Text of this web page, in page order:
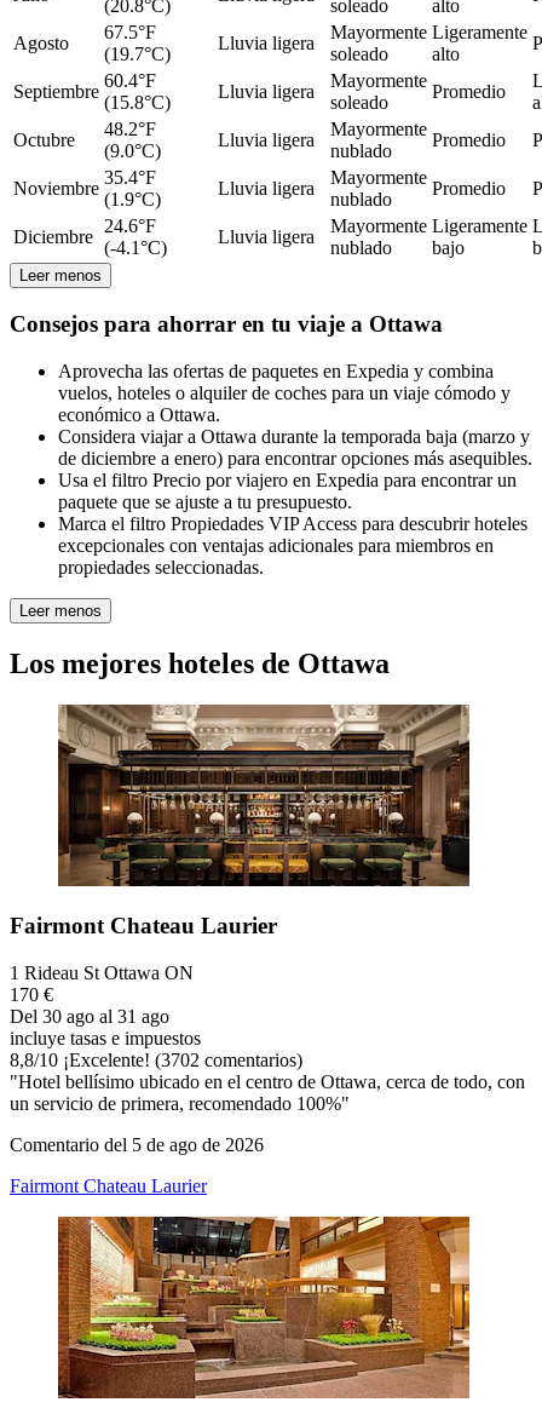
(20.8°C)
soleado
alto
Agosto
67.5°F
(19.7°C)
Lluvia ligera
Mayormente
soleado
Ligeramente
alto
Septiembre
60.4°F
(15.8°C)
Lluvia ligera
Mayormente
soleado
Promedio
Octubre
48.2°F
(9.0°C)
Lluvia ligera
Mayormente
nublado
Promedio
Noviembre
35.4°F
(1.9°C)
Lluvia ligera
Mayormente
nublado
Promedio
Diciembre
24.6°F
(-4.1°C)
Lluvia ligera
Mayormente
nublado
Ligeramente
bajo
Leer menos
Consejos para ahorrar en tu viaje a Ottawa
Aprovecha las ofertas de paquetes en Expedia y combina
vuelos, hoteles o alquiler de coches para un viaje cómodo y
económico a Ottawa.
Considera viajar a Ottawa durante la temporada baja (marzo y
de diciembre a enero) para encontrar opciones más asequibles.
Usa el filtro Precio por viajero en Expedia para encontrar un
paquete que se ajuste a tu presupuesto.
Marca el filtro Propiedades VIP Access para descubrir hoteles
excepcionales con ventajas adicionales para miembros en
propiedades seleccionadas.
Leer menos
Los mejores hoteles de Ottawa
Fairmont Chateau Laurier
1 Rideau St Ottawa ON
170 €
Del 30 ago al 31 ago
incluye tasas e impuestos
8,8/10 ¡Excelente! (3702 comentarios)
"Hotel bellísimo ubicado en el centro de Ottawa, cerca de todo, con
un servicio de primera, recomendado 100%"
Comentario del 5 de ago de 2026
Fairmont Chateau Laurier